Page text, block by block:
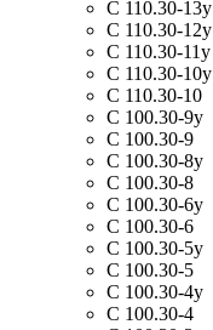
С 110.30-13у
С 110.30-12у
С 110.30-11у
С 110.30-10у
С 110.30-10
С 100.30-9у
С 100.30-9
С 100.30-8у
С 100.30-8
С 100.30-6у
С 100.30-6
С 100.30-5у
С 100.30-5
С 100.30-4у
С 100.30-4